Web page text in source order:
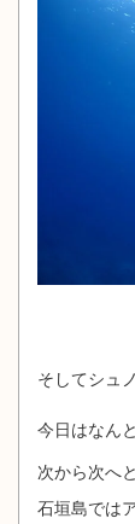
そしてシュ
今日はなんと
次から次へ
石垣島では